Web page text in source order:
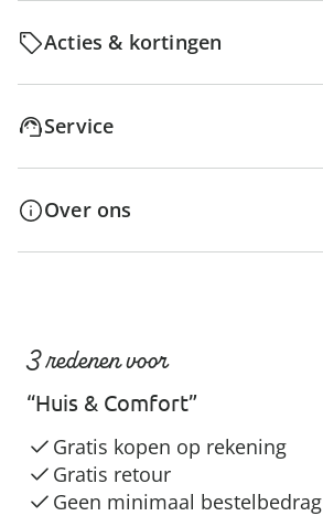
Acties & kortingen
Service
Over ons
3 redenen voor
“Huis & Comfort”
Gratis kopen op rekening
Gratis retour
Geen minimaal bestelbedrag